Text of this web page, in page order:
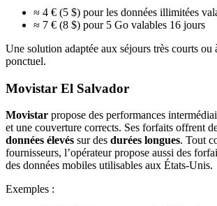
≈ 4 € (5 $) pour les données illimitées
≈ 7 € (8 $) pour 5 Go valables 16 jours
Une solution adaptée aux séjours très courts ou
ponctuel.
Movistar El Salvador
Movistar propose des performances
et une couverture corrects. Ses forfaits offrent
données élevés sur des durées longues. Tout
fournisseurs, l’opérateur propose aussi des
des données mobiles utilisables aux États-Unis.
Exemples :